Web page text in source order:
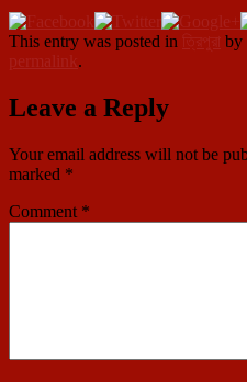
This entry was posted in ত্রিপুরা by
permalink.
Leave a Reply
Your email address will not be
marked *
Comment *